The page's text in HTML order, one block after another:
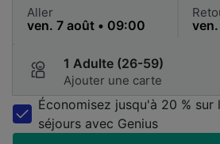
Aller
1 Adulte (26-59)
Ajouter une carte
Économisez jusqu'à 20 % sur
séjours avec Genius